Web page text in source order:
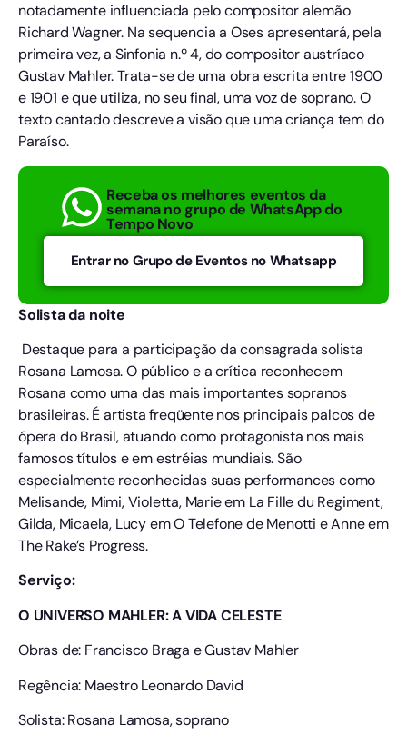
notadamente influenciada pelo compositor alemão
Richard Wagner. Na sequencia a Oses apresentará, pela
primeira vez, a Sinfonia n.º 4, do compositor austríaco
Gustav Mahler. Trata-se de uma obra escrita entre 1900
e 1901 e que utiliza, no seu final, uma voz de soprano. O
texto cantado descreve a visão que uma criança tem do
Paraíso.
Receba os melhores eventos da
semana no grupo de WhatsApp do
Tempo Novo
Entrar no Grupo de Eventos no Whatsapp
Solista da noite
Destaque para a participação da consagrada solista
Rosana Lamosa. O público e a crítica reconhecem
Rosana como uma das mais importantes sopranos
brasileiras. É artista freqüente nos principais palcos de
ópera do Brasil, atuando como protagonista nos mais
famosos títulos e em estréias mundiais. São
especialmente reconhecidas suas performances como
Melisande, Mimi, Violetta, Marie em La Fille du Regiment,
Gilda, Micaela, Lucy em O Telefone de Menotti e Anne em
The Rake’s Progress.
Serviço:
O UNIVERSO MAHLER: A VIDA CELESTE
Obras de: Francisco Braga e Gustav Mahler
Regência: Maestro Leonardo David
Solista: Rosana Lamosa, soprano